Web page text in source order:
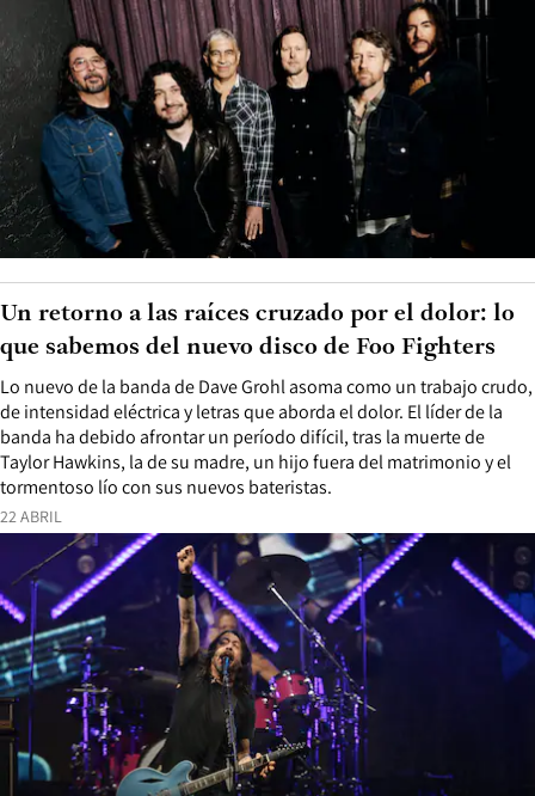
22 ABRIL
Lo nuevo de la banda de Dave Grohl asoma como un trabajo crudo,
de intensidad eléctrica y letras que aborda el dolor. El líder de la
banda ha debido afrontar un período difícil, tras la muerte de
Taylor Hawkins, la de su madre, un hijo fuera del matrimonio y el
tormentoso lío con sus nuevos bateristas.
Un retorno a las raíces cruzado por el dolor: lo
que sabemos del nuevo disco de Foo Fighters